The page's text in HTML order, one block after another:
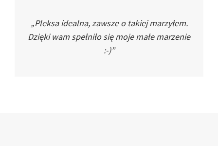
„Pleksa idealna, zawsze o takiej marzyłem.
Dzięki wam spełniło się moje małe marzenie
:-)”